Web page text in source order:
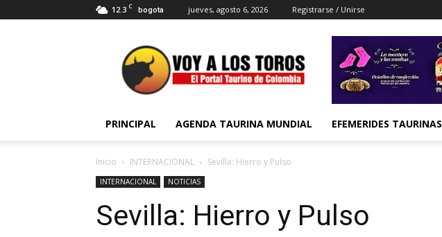
12.3 C bogota jueves, agosto 6, 2026 Registrarse / Unirse
Voy
a
Los
Toros
PRINCIPAL AGENDA TAURINA MUNDIAL EFEMERIDES TAURINAS
Inicio INTERNACIONAL Sevilla: Hierro y Pulso
INTERNACIONAL NOTICIAS
Sevilla: Hierro y Pulso